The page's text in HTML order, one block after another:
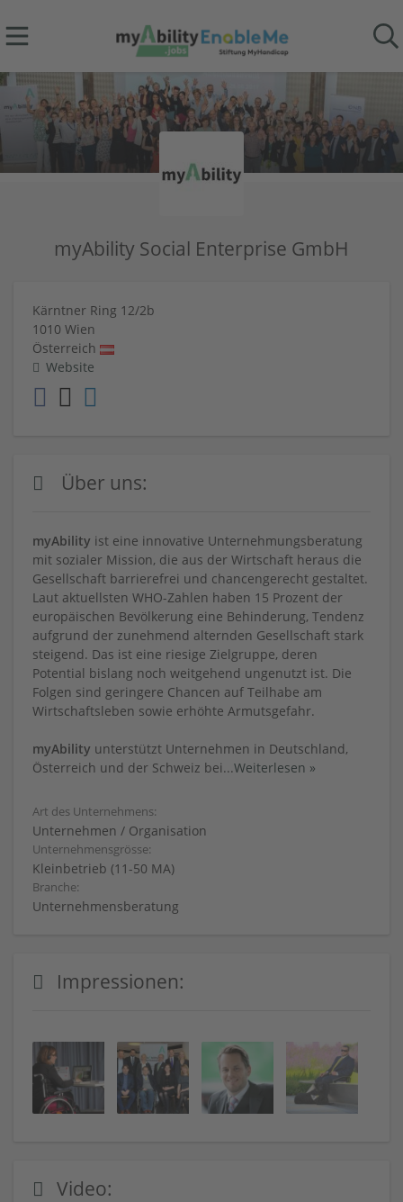
myAbility Social Enterprise GmbH
Kärntner Ring 12/2b
1010 Wien
Österreich
Website
Über uns:
myAbility ist eine innovative Unternehmungsberatung
mit sozialer Mission, die aus der Wirtschaft heraus die
Gesellschaft barrierefrei und chancengerecht gestaltet.
Laut aktuellsten WHO-Zahlen haben 15 Prozent der
europäischen Bevölkerung eine Behinderung, Tendenz
aufgrund der zunehmend alternden Gesellschaft stark
steigend. Das ist eine riesige Zielgruppe, deren
Potential bislang noch weitgehend ungenutzt ist. Die
Folgen sind geringere Chancen auf Teilhabe am
Wirtschaftsleben sowie erhöhte Armutsgefahr.
myAbility unterstützt Unternehmen in Deutschland,
Österreich und der Schweiz bei...Weiterlesen »
Art des Unternehmens:
Unternehmen / Organisation
Unternehmensgrösse:
Kleinbetrieb (11-50 MA)
Branche:
Unternehmensberatung
Impressionen:
Video: